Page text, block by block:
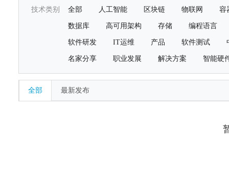
技术类别 全部 人工智能 区块链 物联网 容
数据库 高可用架构 存储 编程语言
软件研发 IT运维 产品 软件测试
名家分享 职业发展 解决方案 智能硬
全部 最新发布